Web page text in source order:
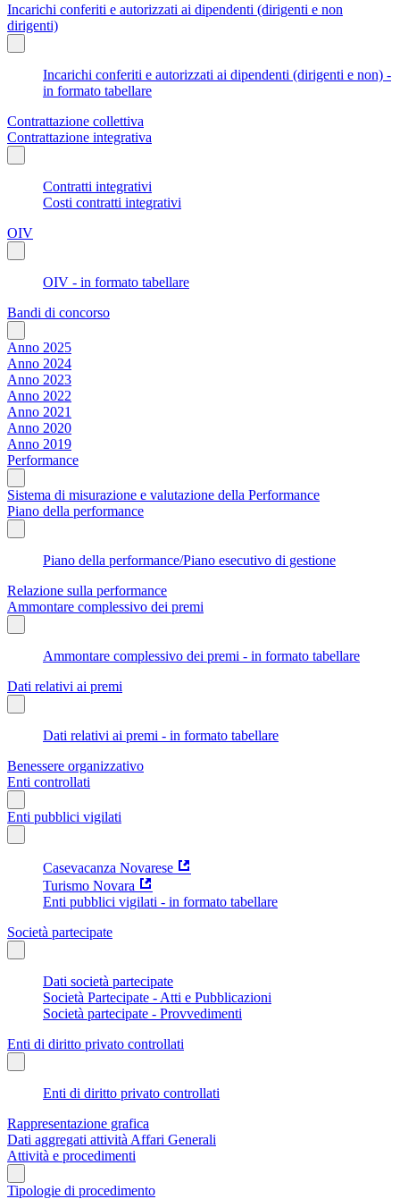
Incarichi conferiti e autorizzati ai dipendenti (dirigenti e non
dirigenti)
Incarichi conferiti e autorizzati ai dipendenti (dirigenti e non) -
in formato tabellare
Contrattazione collettiva
Contrattazione integrativa
Contratti integrativi
Costi contratti integrativi
OIV
OIV - in formato tabellare
Bandi di concorso
Anno 2025
Anno 2024
Anno 2023
Anno 2022
Anno 2021
Anno 2020
Anno 2019
Performance
Sistema di misurazione e valutazione della Performance
Piano della performance
Piano della performance/Piano esecutivo di gestione
Relazione sulla performance
Ammontare complessivo dei premi
Ammontare complessivo dei premi - in formato tabellare
Dati relativi ai premi
Dati relativi ai premi - in formato tabellare
Benessere organizzativo
Enti controllati
Enti pubblici vigilati
Casevacanza Novarese
Turismo Novara
Enti pubblici vigilati - in formato tabellare
Società partecipate
Dati società partecipate
Società Partecipate - Atti e Pubblicazioni
Società partecipate - Provvedimenti
Enti di diritto privato controllati
Enti di diritto privato controllati
Rappresentazione grafica
Dati aggregati attività Affari Generali
Attività e procedimenti
Tipologie di procedimento